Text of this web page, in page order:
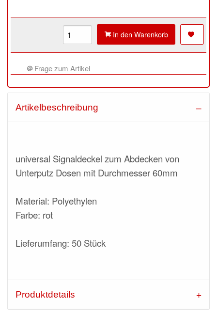
In den Warenkorb
Frage zum Artikel
Artikelbeschreibung
universal Signaldeckel zum Abdecken von
Unterputz Dosen mit Durchmesser 60mm
Material: Polyethylen
Farbe: rot
Lieferumfang: 50 Stück
Produktdetails